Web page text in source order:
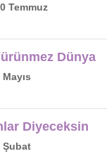
Temmuz
Dünya
Mayıs
Diyeceksin
Şubat